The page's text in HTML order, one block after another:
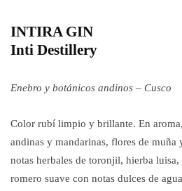
INTIRA GIN
Inti Destillery
Enebro y botánicos andinos – Cusco
Color rubí limpio y brillante. En
andinas y mandarinas, flores de muña
notas herbales de toronjil, hierba
romero suave con notas dulces de